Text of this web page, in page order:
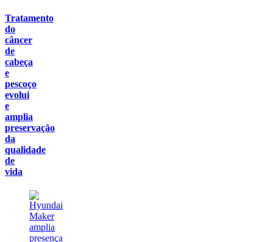
Tratamento
do
câncer
de
cabeça
e
pescoço
evolui
e
amplia
preservação
da
qualidade
de
vida